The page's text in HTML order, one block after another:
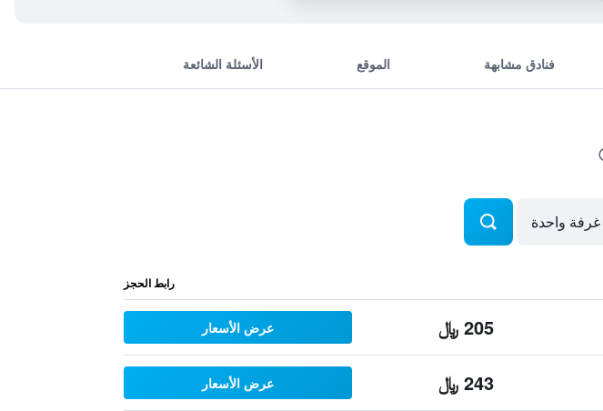
فنادق مشابهة الموقع الأسئلة الشائعة
رابط الحجز
205 ﷼ عرض الأسعار
243 ﷼ عرض الأسعار